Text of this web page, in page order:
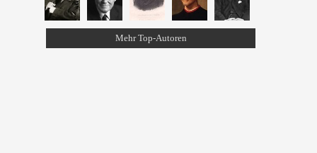
Mehr Top-Autoren